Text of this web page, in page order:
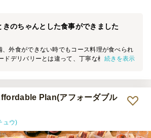
きのちゃんとした食事ができました
、外食ができない時でもコース料理が食べられ
ドデリバリーとは違って、丁寧な梱包、配達
温める加熱剤もついていて、しっかりお肉も
食事とまではなかなか難しいですが、時間が
い時のちゃんとした食事には最適です。 他の
たいと思いました。
続きを表示
Plan(アフォーダブル
ュウ)